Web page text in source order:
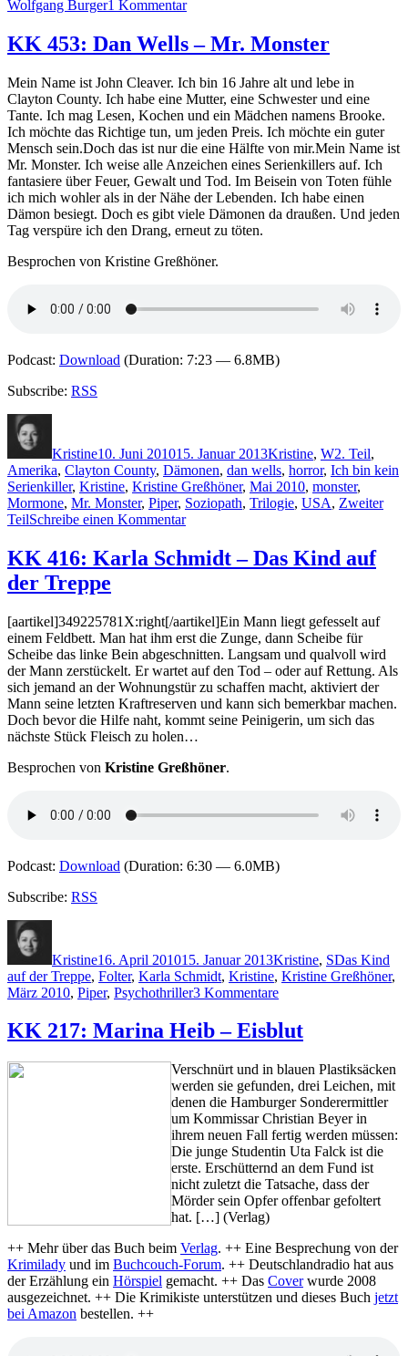
Wolfgang Burger1 Kommentarzu
488:
Wolfgang
–
Eiskaltes
Schweigen
KK 453: Dan Wells – Mr. Monster
Mein Name ist John Cleaver. Ich bin 16 Jahre alt und lebe in
Clayton County. Ich habe eine Mutter, eine Schwester und eine
Tante. Ich mag Lesen, Kochen und ein Mädchen namens Brooke.
Ich möchte das Richtige tun, um jeden Preis. Ich möchte ein guter
Mensch sein.Doch das ist nur die eine Hälfte von mir.Mein Name ist
Mr. Monster. Ich weise alle Anzeichen eines Serienkillers auf. Ich
fantasiere über Feuer, Gewalt und Tod. Im Beisein von Toten fühle
ich mich wohler als in der Nähe der Lebenden. Ich habe einen
Dämon besiegt. Doch es gibt viele Dämonen da draußen. Und jeden
Tag verspüre ich den Drang, erneut zu töten.
Besprochen von Kristine Greßhöner.
Podcast: Download (Duration: 7:23 — 6.8MB)
Subscribe: RSS
Kristine10. Juni 201015. Januar 2013Kristine, W2. Teil,
Amerika, Clayton County, Dämonen, dan wells, horror, Ich bin kein
Serienkiller, Kristine, Kristine Greßhöner, Mai 2010, monster,
Mormone, Mr. Monster, Piper, Soziopath, Trilogie, USA, Zweiter
TeilSchreibe einen Kommentarzu
453:
Dan
Mr.
Monster
KK 416: Karla Schmidt – Das Kind auf
der Treppe
[aartikel]349225781X:right[/aartikel]Ein Mann liegt gefesselt auf
einem Feldbett. Man hat ihm erst die Zunge, dann Scheibe für
Scheibe das linke Bein abgeschnitten. Langsam und qualvoll wird
der Mann zerstückelt. Er wartet auf den Tod – oder auf Rettung. Als
sich jemand an der Wohnungstür zu schaffen macht, aktiviert der
Mann seine letzten Kraftreserven und kann sich bemerkbar machen.
Doch bevor die Hilfe naht, kommt seine Peinigerin, um sich das
nächste Stück Fleisch zu holen…
Besprochen von Kristine Greßhöner.
Podcast: Download (Duration: 6:30 — 6.0MB)
Subscribe: RSS
Kristine16. April 201015. Januar 2013Kristine, SDas Kind
auf der Treppe, Folter, Karla Schmidt, Kristine, Kristine Greßhöner,
März 2010, Piper, Psychothriller3 Kommentarezu
416:
Karla
–
Das
Kind
auf
der
Treppe
KK 217: Marina Heib – Eisblut
Verschnürt und in blauen Plastiksäcken
werden sie gefunden, drei Leichen, mit
denen die Hamburger Sonderermittler
um Kommissar Christian Beyer in
ihrem neuen Fall fertig werden müssen:
Die junge Studentin Uta Falck ist die
erste. Erschütternd an dem Fund ist
nicht zuletzt die Tatsache, dass der
Mörder sein Opfer offenbar gefoltert
hat. […] (Verlag)
++ Mehr über das Buch beim Verlag. ++ Eine Besprechung von der
Krimilady und im Buchcouch-Forum. ++ Deutschlandradio hat aus
der Erzählung ein Hörspiel gemacht. ++ Das Coverwurde 2008
ausgezeichnet. ++ Die Krimikiste unterstützen und dieses Buch jetzt
bei Amazon bestellen. ++